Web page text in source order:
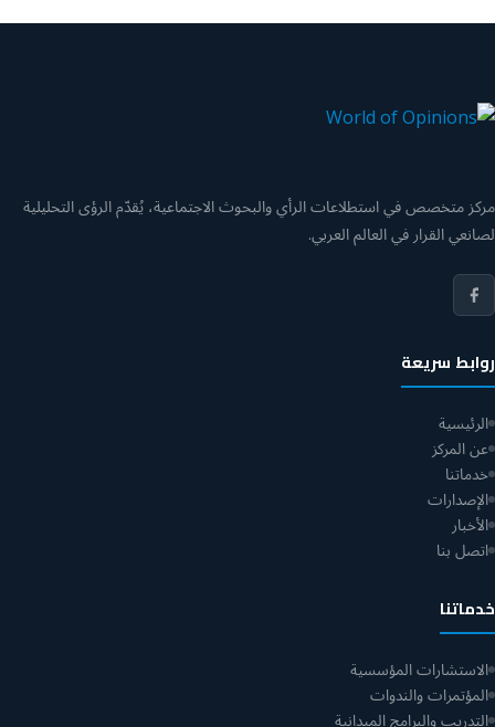
مركز متخصص في استطلاعات الرأي والبحوث الاجتماعية، يُقدّم الرؤى التحليلية
لصانعي القرار في العالم العربي.
روابط سريعة
الرئيسية
عن المركز
خدماتنا
الإصدارات
الأخبار
اتصل بنا
خدماتنا
الاستشارات المؤسسية
المؤتمرات والندوات
التدريب والبرامج الميدانية